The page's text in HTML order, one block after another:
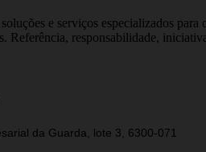
e serviços especializados
Referência, responsabilidade,
da Guarda, lote 3, 6300-071